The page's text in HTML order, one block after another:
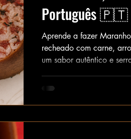
Português 🇵🇹
Aprende a fazer
recheado com carne,
um sabor autêntico e